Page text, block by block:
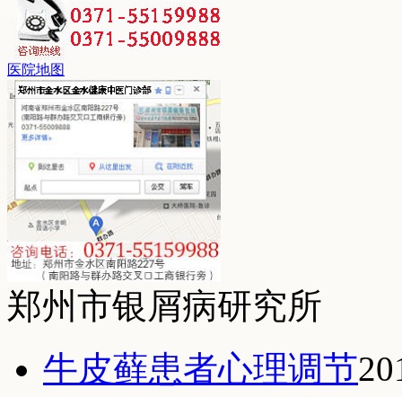
医院地图
郑州市银屑病研究所
牛皮藓患者心理调节